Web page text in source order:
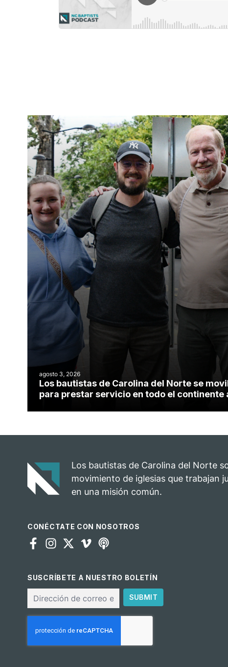
agosto 3, 2026
Los bautistas de Carolina del Norte se
para prestar servicio en todo el continente
Los bautistas de Carolina del Norte
movimiento de iglesias que trabajan
en una misión común.
CONÉCTATE CON NOSOTROS
SUSCRÍBETE A NUESTRO BOLETÍN
electrónico
SUBMIT